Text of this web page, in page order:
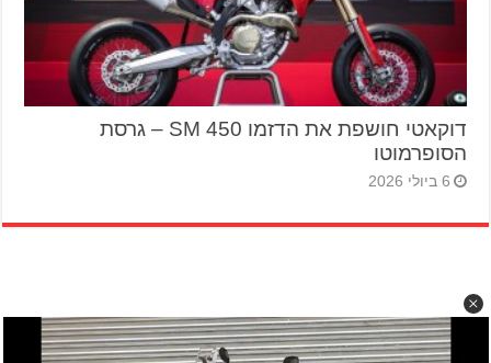
דוקאטי חושפת את הדזמו 450 SM – גרסת
הסופרמוטו
6 ביולי 2026